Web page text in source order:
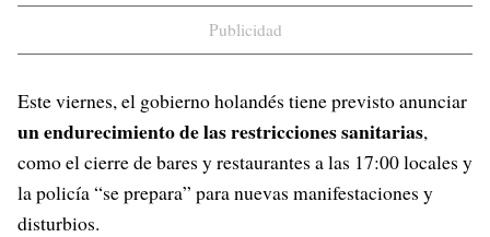
Publicidad
Este viernes, el gobierno holandés tiene previsto anunciar
un endurecimiento de las restricciones sanitarias,
como el cierre de bares y restaurantes a las 17:00 locales y
la policía “se prepara” para nuevas manifestaciones y
disturbios.